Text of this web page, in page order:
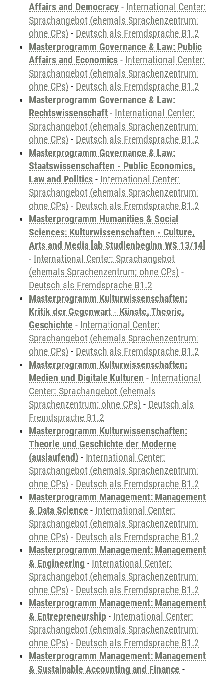
Affairs and Democracy - International Center:
Sprachangebot (ehemals Sprachenzentrum;
ohne CPs) - Deutsch als Fremdsprache B1.2
Masterprogramm Governance & Law: Public
Affairs and Economics - International Center:
Sprachangebot (ehemals Sprachenzentrum;
ohne CPs) - Deutsch als Fremdsprache B1.2
Masterprogramm Governance & Law:
Rechtswissenschaft - International Center:
Sprachangebot (ehemals Sprachenzentrum;
ohne CPs) - Deutsch als Fremdsprache B1.2
Masterprogramm Governance & Law:
Staatswissenschaften - Public Economics,
Law and Politics - International Center:
Sprachangebot (ehemals Sprachenzentrum;
ohne CPs) - Deutsch als Fremdsprache B1.2
Masterprogramm Humanities & Social
Sciences: Kulturwissenschaften - Culture,
Arts and Media [ab Studienbeginn WS 13/14]
- International Center: Sprachangebot
(ehemals Sprachenzentrum; ohne CPs) -
Deutsch als Fremdsprache B1.2
Masterprogramm Kulturwissenschaften:
Kritik der Gegenwart - Künste, Theorie,
Geschichte - International Center:
Sprachangebot (ehemals Sprachenzentrum;
ohne CPs) - Deutsch als Fremdsprache B1.2
Masterprogramm Kulturwissenschaften:
Medien und Digitale Kulturen - International
Center: Sprachangebot (ehemals
Sprachenzentrum; ohne CPs) - Deutsch als
Fremdsprache B1.2
Masterprogramm Kulturwissenschaften:
Theorie und Geschichte der Moderne
(auslaufend) - International Center:
Sprachangebot (ehemals Sprachenzentrum;
ohne CPs) - Deutsch als Fremdsprache B1.2
Masterprogramm Management: Management
& Data Science - International Center:
Sprachangebot (ehemals Sprachenzentrum;
ohne CPs) - Deutsch als Fremdsprache B1.2
Masterprogramm Management: Management
& Engineering - International Center:
Sprachangebot (ehemals Sprachenzentrum;
ohne CPs) - Deutsch als Fremdsprache B1.2
Masterprogramm Management: Management
& Entrepreneurship - International Center:
Sprachangebot (ehemals Sprachenzentrum;
ohne CPs) - Deutsch als Fremdsprache B1.2
Masterprogramm Management: Management
& Sustainable Accounting and Finance -